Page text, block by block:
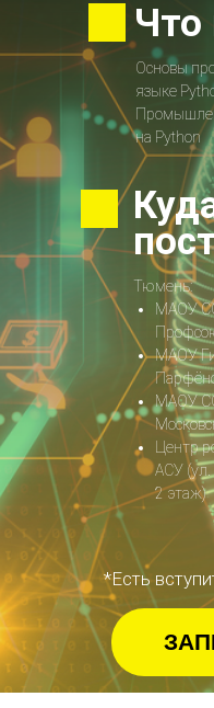
Основы
языке
на Python
Что
Тюмень:
МАОУ
МАОУ
МАОУ
Центр
АСУ (ул.
2 этаж)
*Есть